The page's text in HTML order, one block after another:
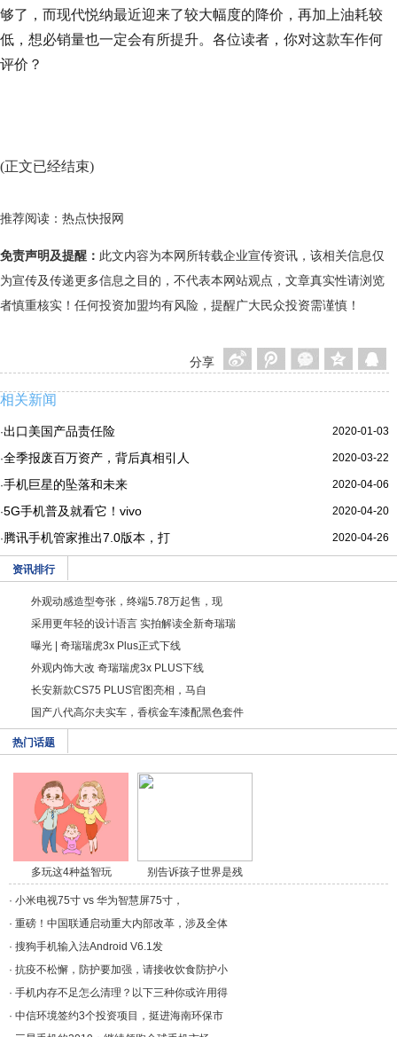
够了，而现代悦纳最近迎来了较大幅度的降价，再加上油耗较
低，想必销量也一定会有所提升。各位读者，你对这款车作何
评价？
(正文已经结束)
推荐阅读： 热点快报网
免责声明及提醒： 此文内容为本网所转载企业宣传资讯，该相关信息仅
为宣传及传递更多信息之目的，不代表本网站观点，文章真实性请浏览
者慎重核实！任何投资加盟均有风险，提醒广大民众投资需谨慎！
分享
相关新闻
2020-01-03
·出口美国产品责任险
2020-03-22
·全季报废百万资产，背后真相引人
2020-04-06
·手机巨星的坠落和未来
2020-04-20
·5G手机普及就看它！vivo
2020-04-26
·腾讯手机管家推出7.0版本，打
资讯排行
外观动感造型夸张，终端5.78万起售，现
采用更年轻的设计语言 实拍解读全新奇瑞瑞
曝光 | 奇瑞瑞虎3x Plus正式下线
外观内饰大改 奇瑞瑞虎3x PLUS下线
长安新款CS75 PLUS官图亮相，马自
国产八代高尔夫实车，香槟金车漆配黑色套件
热门话题
多玩这4种益智玩
具，/a>
别告诉孩子世界是残
· 小米电视75寸 vs 华为智慧屏75寸，
· 重磅！中国联通启动重大内部改革，涉及全体
· 搜狗手机输入法Android V6.1发
· 抗疫不松懈，防护要加强，请接收饮食防护小
· 手机内存不足怎么清理？以下三种你或许用得
· 中信环境签约3个投资项目，挺进海南环保市